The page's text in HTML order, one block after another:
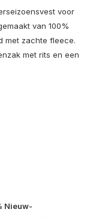
voor
van 100%
met zachte fleece.
met rits en een
Nieuw-